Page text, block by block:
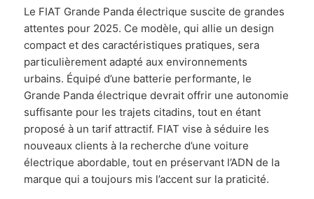
Le FIAT Grande Panda électrique suscite de grandes
attentes pour 2025. Ce modèle, qui allie un design
compact et des caractéristiques pratiques, sera
particulièrement adapté aux environnements
urbains. Équipé d’une batterie performante, le
Grande Panda électrique devrait offrir une autonomie
suffisante pour les trajets citadins, tout en étant
proposé à un tarif attractif. FIAT vise à séduire les
nouveaux clients à la recherche d’une voiture
électrique abordable, tout en préservant l’ADN de la
marque qui a toujours mis l’accent sur la praticité.